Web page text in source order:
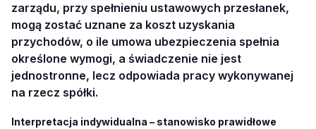
zarządu, przy spełnieniu ustawowych przesłanek,
mogą zostać uznane za koszt uzyskania
przychodów, o ile umowa ubezpieczenia spełnia
określone wymogi, a świadczenie nie jest
jednostronne, lecz odpowiada pracy wykonywanej
na rzecz spółki.
Interpretacja indywidualna – stanowisko prawidłowe